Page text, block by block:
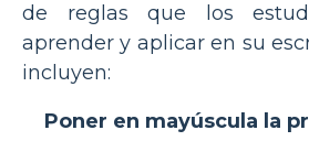
de reglas que los
aprender y aplicar en su
incluyen:
Poner en mayúscula la